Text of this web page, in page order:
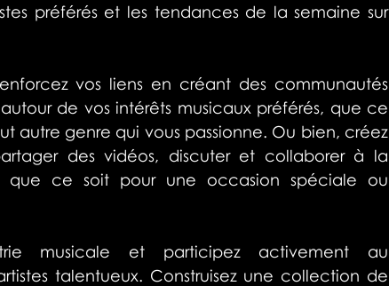
préférés et les tendances de la semaine sur
vos liens en créant des communautés
de vos intérêts musicaux préférés, que ce
autre genre qui vous passionne. Ou bien, créez
des vidéos, discuter et collaborer à la
que ce soit pour une occasion spéciale ou
musicale et participez activement au
talentueux. Construisez une collection de